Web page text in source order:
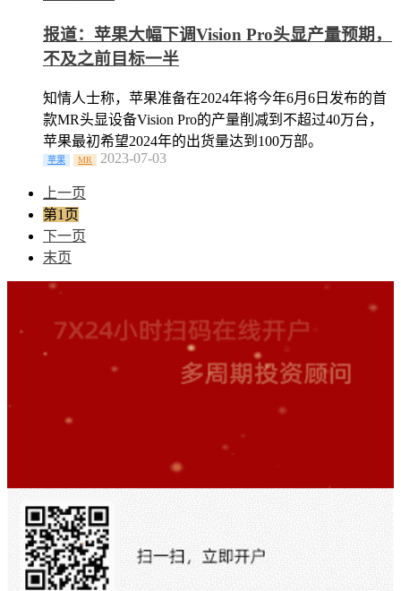
报道：苹果大幅下调Vision Pro头显产量预期，
不及之前目标一半
知情人士称，苹果准备在2024年将今年6月6日发布的首
款MR头显设备Vision Pro的产量削减到不超过40万台，
苹果最初希望2024年的出货量达到100万部。
苹果 MR 2023-07-03
上一页
第1页
下一页
末页